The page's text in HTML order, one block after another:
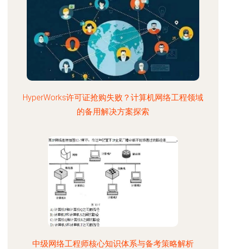
HyperWorks许可证抢购失败？计算机网络工程领域
的备用解决方案探索
中级网络工程师核心知识体系与备考策略解析